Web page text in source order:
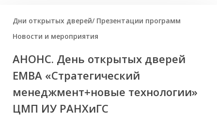
Дни открытых дверей/ Презентации программ
Новости и мероприятия
АНОНС. День открытых дверей
ЕМВА «Стратегический
менеджмент+новые технологии»
ЦМП ИУ РАНХиГС